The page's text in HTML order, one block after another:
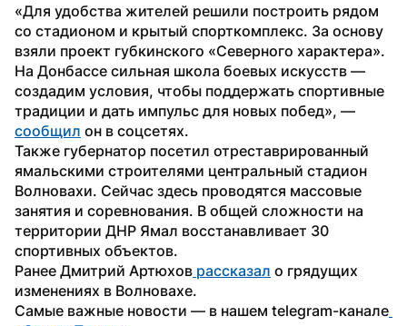
«Для удобства жителей решили построить рядом
со стадионом и крытый спорткомплекс. За основу
взяли проект губкинского «Северного характера».
На Донбассе сильная школа боевых искусств —
создадим условия, чтобы поддержать спортивные
сообщил он в соцсетях.
Также губернатор посетил отреставрированный
ямальскими строителями центральный стадион
Волновахи. Сейчас здесь проводятся массовые
занятия и соревнования. В общей сложности на
территории ДНР Ямал восстанавливает 30
спортивных объектов.
Ранее Дмитрий Артюхов рассказал о грядущих
изменениях в Волновахе.
Самые важные новости — в нашем telegram-канале